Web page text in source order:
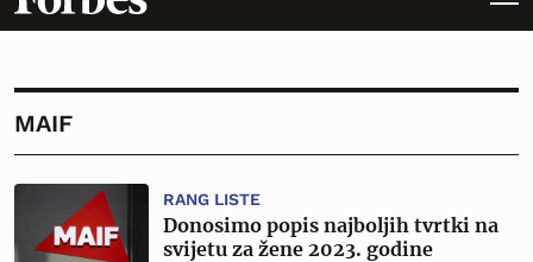
MAIF
RANG LISTE
Donosimo popis najboljih tvrtki na
svijetu za žene 2023. godine